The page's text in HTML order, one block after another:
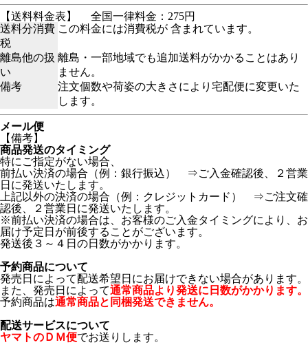
【送料料金表】
全国一律料金：275円
送料分消費
税
この料金には消費税が 含まれています。
離島他の扱
い
離島・一部地域でも追加送料がかかることはあり
ません。
備考
注文個数や荷姿の大きさにより宅配便に変更いた
します。
メール便
【備考】
商品発送のタイミング
特にご指定がない場合、
前払い決済の場合（例：銀行振込） ⇒ご入金確認後、２営業
日に発送いたします。
上記以外の決済の場合（例：クレジットカード） ⇒ご注文確
認後、２営業日に発送いたします。
※前払い決済の場合は、お客様のご入金タイミングにより、お
届け予定日が前後することがございます。
発送後３～４日の日数がかかります。
予約商品について
発売日によって配送希望日にお届けできない場合があります。
また、発売日によって通常商品より発送に日数がかかります。
予約商品は通常商品と同梱発送できません。
配送サービスについて
ヤマトのＤＭ便でお送りします。